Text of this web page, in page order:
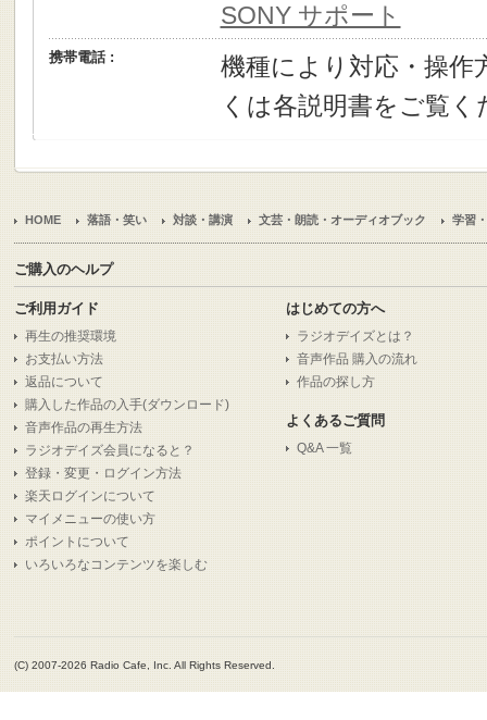
SONY サポート
携帯電話 :
機種により対応・操作
くは各説明書をご覧く
HOME 落語・笑い 対談・講演 文芸・朗読・オーディオブック 学習
ご購入のヘルプ
ご利用ガイド
再生の推奨環境
お支払い方法
返品について
購入した作品の入手(ダウンロード)
音声作品の再生方法
ラジオデイズ会員になると？
登録・変更・ログイン方法
楽天ログインについて
マイメニューの使い方
ポイントについて
いろいろなコンテンツを楽しむ
はじめての方へ
ラジオデイズとは？
音声作品 購入の流れ
作品の探し方
よくあるご質問
Q&A 一覧
(C) 2007-2026 Radio Cafe, Inc. All Rights Reserved.